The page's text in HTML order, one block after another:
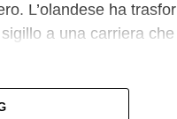
L’olandese ha
a una carriera